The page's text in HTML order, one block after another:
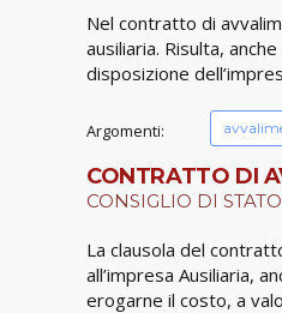
Nel contratto di
ausiliaria. Risulta,
disposizione
Argomenti:
CONTRATTO DI
CONSIGLIO DI
La clausola del
all’impresa Ausiliaria,
erogarne il costo, a